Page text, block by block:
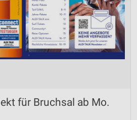
für Bruchsal ab Mo.